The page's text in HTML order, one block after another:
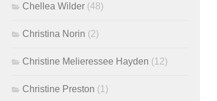
Chellea Wilder (48)
Christina Norin (2)
Christine Melieressee Hayden (12)
Christine Preston (1)